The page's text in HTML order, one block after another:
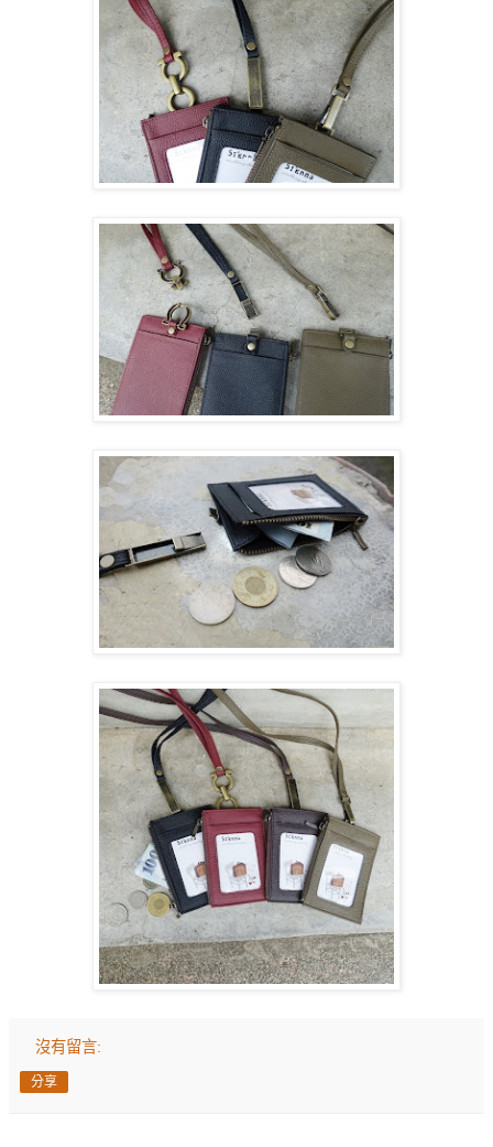
沒有留言:
分享